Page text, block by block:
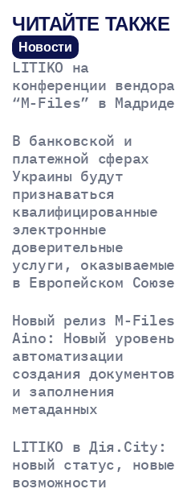
ЧИТАЙТЕ ТАКЖЕ
Новости
LITIKO на
конференции вендора
“M-Files” в Мадриде
В банковской и
платежной сферах
Украины будут
признаваться
квалифицированные
электронные
доверительные
услуги, оказываемые
в Европейском Союзе
Новый релиз M-Files
Aino: Новый уровень
автоматизации
создания документов
и заполнения
метаданных
LITIKO в Дія.City:
новый статус, новые
возможности